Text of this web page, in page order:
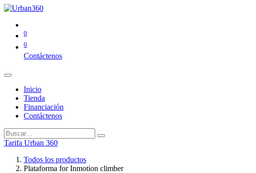
0
0
Contáctenos
Inicio
Tienda
Financiación
Contáctenos
Tarifa Urban 360
Todos los productos
Plataforma for Inmotion climber